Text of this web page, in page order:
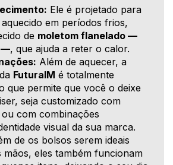
Ele é projetado para
em períodos frios,
de moletom flanelado —
—, que ajuda a reter o calor.
Além de aquecer, a
da FuturaIM é totalmente
que permite que você o deixe
seja customizado com
com combinações
visual da sua marca.
de os bolsos serem ideais
mãos, eles também funcionam